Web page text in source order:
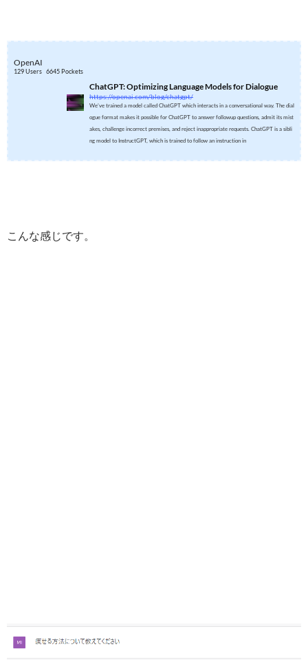
OpenAI
129 Users 6645 Pockets
ChatGPT: Optimizing Language Models for Dialogue
https://openai.com/blog/chatgpt/
We’ve trained a model called ChatGPT which interacts in a conversational way. The dial
ogue format makes it possible for ChatGPT to answer followup questions, admit its mist
akes, challenge incorrect premises, and reject inappropriate requests. ChatGPT is a sibli
ng model to InstructGPT, which is trained to follow an instruction in
こんな感じです。